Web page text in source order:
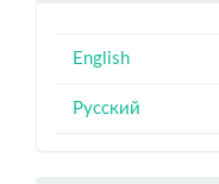
English
Русский